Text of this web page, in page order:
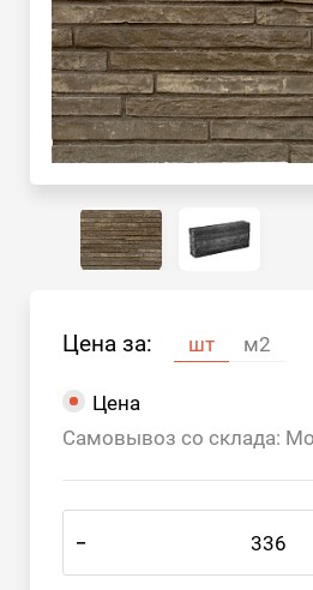
Цена за: шт м2
Цена
Самовывоз со склада:
–